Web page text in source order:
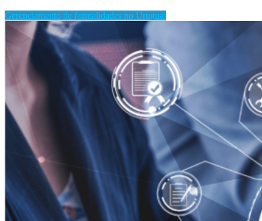
Gerenciamento de formalidades no Uruguai